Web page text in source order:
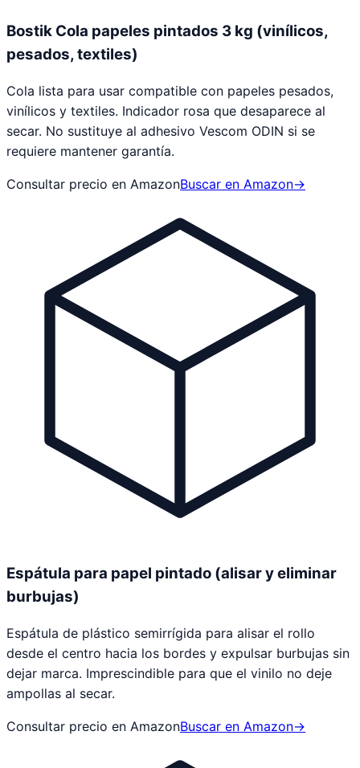
Bostik Cola papeles pintados 3 kg (vinílicos,
pesados, textiles)
Cola lista para usar compatible con papeles pesados,
vinílicos y textiles. Indicador rosa que desaparece al
secar. No sustituye al adhesivo Vescom ODIN si se
requiere mantener garantía.
Consultar precio en AmazonBuscar en Amazon→
Espátula para papel pintado (alisar y eliminar
burbujas)
Espátula de plástico semirrígida para alisar el rollo
desde el centro hacia los bordes y expulsar burbujas sin
dejar marca. Imprescindible para que el vinilo no deje
ampollas al secar.
Consultar precio en AmazonBuscar en Amazon→